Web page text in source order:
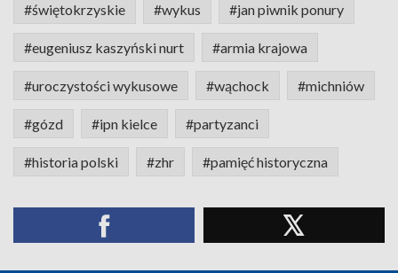
#świętokrzyskie #wykus #jan piwnik ponury
#eugeniusz kaszyński nurt #armia krajowa
#uroczystości wykusowe #wąchock #michniów
#gózd #ipn kielce #partyzanci
#historia polski #zhr #pamięć historyczna